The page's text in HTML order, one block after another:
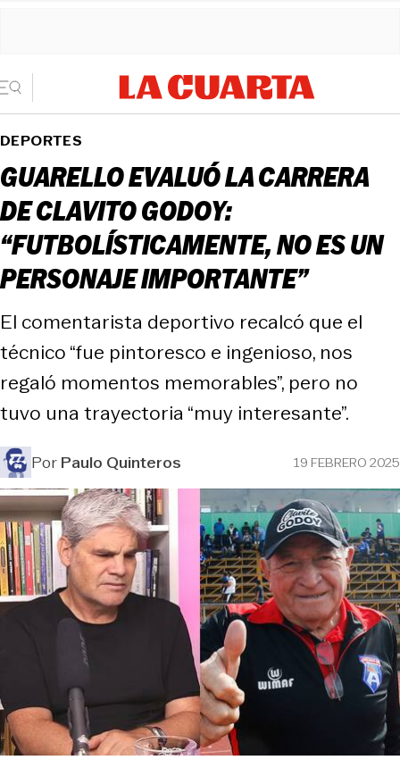
DEPORTES
GUARELLO EVALUÓ LA CARRERA
DE CLAVITO GODOY:
“FUTBOLÍSTICAMENTE, NO ES UN
PERSONAJE IMPORTANTE”
El comentarista deportivo recalcó que el
técnico “fue pintoresco e ingenioso, nos
regaló momentos memorables”, pero no
tuvo una trayectoria “muy interesante”.
PorPaulo Quinteros 19 FEBRERO 2025